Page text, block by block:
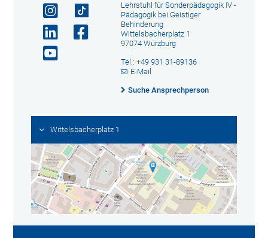
Lehrstuhl für Sonderpädagogik IV -
Pädagogik bei Geistiger
Behinderung
Wittelsbacherplatz 1
97074 Würzburg
Tel.: +49 931 31-89136
E-Mail
Suche Ansprechperson
Wittelsbacherplatz 1